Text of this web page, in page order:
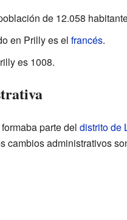
de 12.058
en Prilly es el francés.
es 1008.
parte del distrito de
cambios administrativos